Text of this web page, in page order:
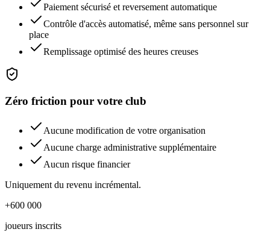
Paiement sécurisé et reversement automatique
Contrôle d'accès automatisé, même sans personnel sur
place
Remplissage optimisé des heures creuses
Zéro friction pour votre club
Aucune modification de votre organisation
Aucune charge administrative supplémentaire
Aucun risque financier
Uniquement du revenu incrémental.
+600 000
joueurs inscrits